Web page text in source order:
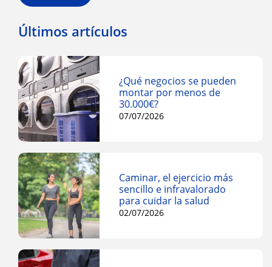
Últimos artículos
¿Qué negocios se pueden
montar por menos de
30.000€?
07/07/2026
Caminar, el ejercicio más
sencillo e infravalorado
para cuidar la salud
02/07/2026